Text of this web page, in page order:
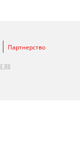
Партнерство